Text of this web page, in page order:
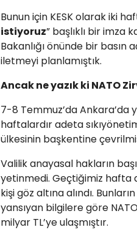
Bunun için KESK olarak iki
istiyoruz” başlıklı bir imza
Bakanlığı önünde bir basın
iletmeyi planlamıştık.
Ancak ne yazık ki NATO
7-8 Temmuz’da Ankara’da
haftalardır adeta
ülkesinin başkentine
Valilik anayasal hakların
yetinmedi. Geçtiğimiz hafta
kişi göz altına alındı.
yansıyan bilgilere göre
milyar TL’ye ulaşmıştır.